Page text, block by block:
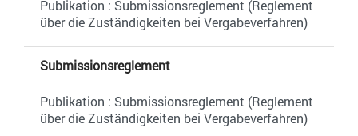
Publikation : Submissionsreglement (Reglement
über die Zuständigkeiten bei Vergabeverfahren)
Submissionsreglement
Publikation : Submissionsreglement (Reglement
über die Zuständigkeiten bei Vergabeverfahren)